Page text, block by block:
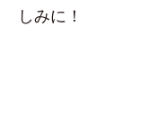
しみに！